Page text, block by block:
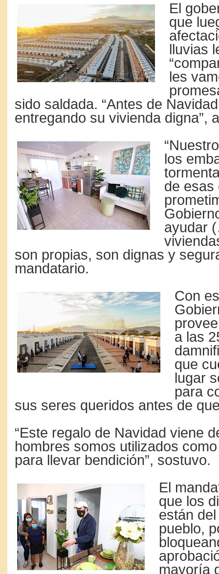
El
que
lluvias
les
sido saldada. “Antes de
entregando su vivienda digna”,
los
de esas
ayudar
son propias, son dignas y
mandatario.
Con
a las
que
lugar
para
sus seres queridos antes de
“Este regalo de Navidad viene
hombres somos utilizados
para llevar bendición”, sostuvo.
El
que los
están
pueblo,
mayoría